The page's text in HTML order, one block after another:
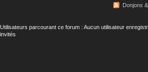
Donjons
Utilisateurs parcourant ce forum : Aucun utilisateur
invités